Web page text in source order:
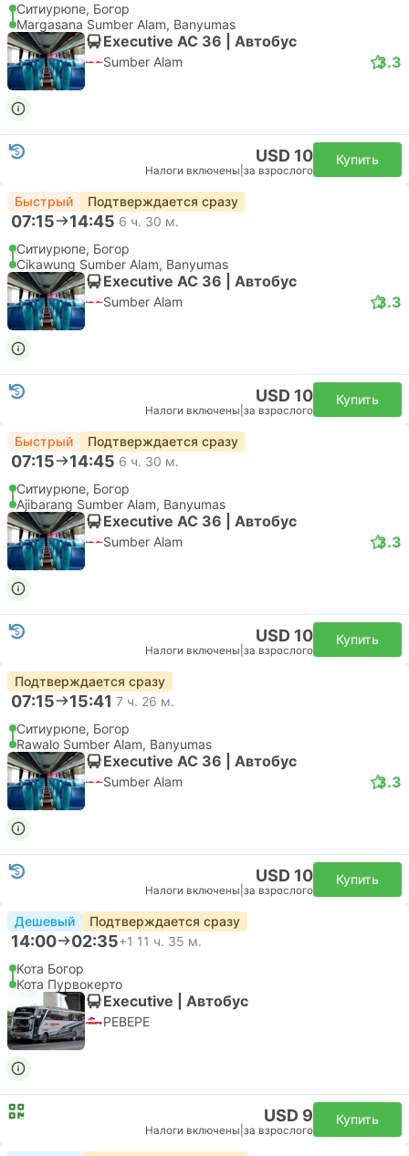
Ситиурюпе, Богор
Margasana Sumber Alam, Banyumas
Executive AC 36 | Автобус
Sumber Alam 3.3
USD 10
Налоги включены за взрослого
Купить
Быстрый Подтверждается сразу
07:15 14:45 6 ч. 30 м.
Ситиурюпе, Богор
Cikawung Sumber Alam, Banyumas
Executive AC 36 | Автобус
Sumber Alam 3.3
USD 10
Налоги включены за взрослого
Купить
Быстрый Подтверждается сразу
07:15 14:45 6 ч. 30 м.
Ситиурюпе, Богор
Ajibarang Sumber Alam, Banyumas
Executive AC 36 | Автобус
Sumber Alam 3.3
USD 10
Налоги включены за взрослого
Купить
Подтверждается сразу
07:15 15:41 7 ч. 26 м.
Ситиурюпе, Богор
Rawalo Sumber Alam, Banyumas
Executive AC 36 | Автобус
Sumber Alam 3.3
USD 10
Налоги включены за взрослого
Купить
Дешевый Подтверждается сразу
14:00 02:35+1 11 ч. 35 м.
Кота Богор
Кота Пурвокерто
Executive | Автобус
PEBEPE
USD 9
Налоги включены за взрослого
Купить